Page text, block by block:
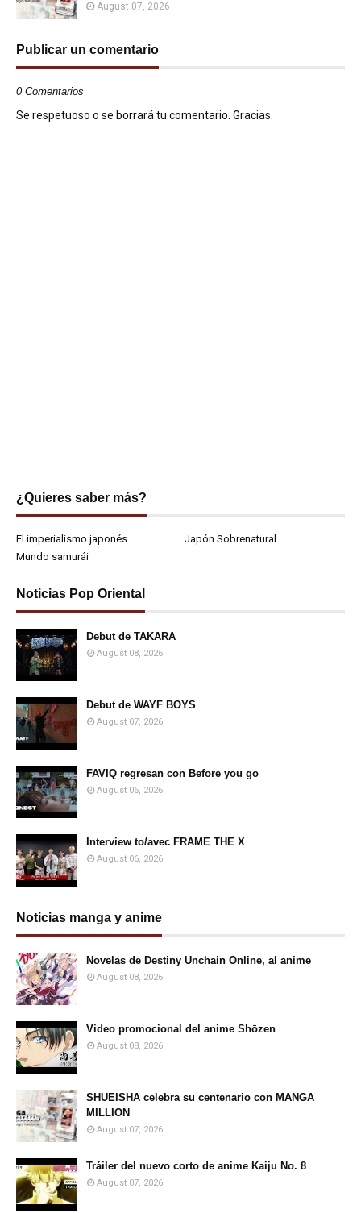
August 07, 2026
Publicar un comentario
0 Comentarios
Se respetuoso o se borrará tu comentario. Gracias.
¿Quieres saber más?
El imperialismo japonés
Japón Sobrenatural
Mundo samurái
Noticias Pop Oriental
Debut de TAKARA
August 08, 2026
Debut de WAYF BOYS
August 07, 2026
FAVIQ regresan con Before you go
August 06, 2026
Interview to/avec FRAME THE X
August 06, 2026
Noticias manga y anime
Novelas de Destiny Unchain Online, al anime
August 08, 2026
Video promocional del anime Shōzen
August 08, 2026
SHUEISHA celebra su centenario con MANGA
MILLION
August 07, 2026
Tráiler del nuevo corto de anime Kaiju No. 8
August 07, 2026